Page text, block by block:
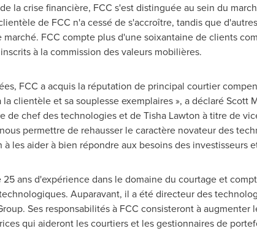
la crise financière, FCC s'est distinguée au sein du
de FCC n'a cessé de s'accroître, tandis que
FCC compte plus d'une soixantaine de clients
à la commission des valeurs mobilières.
FCC a acquis la réputation de principal courtier
clientèle et sa souplesse exemplaires », a déclaréScott
de chef des technologies et deTisha Lawton à titre de
permettre de rehausser le caractère novateur des
les aider à bien répondre aux besoins des investisseurs
ans d'expérience dans le domaine du courtage et
Auparavant, il a été directeur des
Ses responsabilités à FCC consisteront à
qui aideront les courtiers et les gestionnaires de